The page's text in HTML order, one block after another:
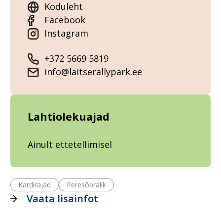
Koduleht
Facebook
Instagram
+372 5669 5819
info@laitserallypark.ee
Lahtiolekuajad
Ainult ettetellimisel
Kardirajad Peresõbralik
Vaata lisainfot